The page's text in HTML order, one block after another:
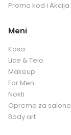
Promo kod i Akcija
Meni
Kosa
Lice & Telo
Makeup
For Men
Nokti
Oprema za salone
Body art